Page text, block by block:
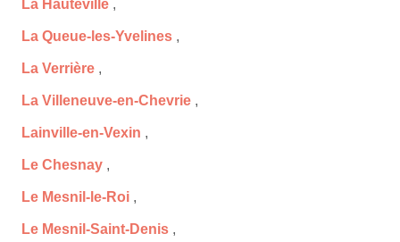
La Hauteville ,
La Queue-les-Yvelines ,
La Verrière ,
La Villeneuve-en-Chevrie ,
Lainville-en-Vexin ,
Le Chesnay ,
Le Mesnil-le-Roi ,
Le Mesnil-Saint-Denis ,